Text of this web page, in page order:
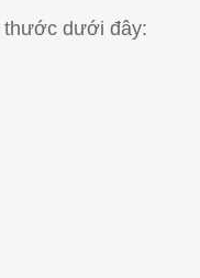
thước dưới đây: